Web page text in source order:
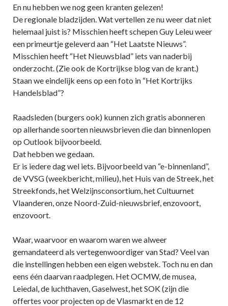
En nu hebben we nog geen kranten gelezen!
De regionale bladzijden. Wat vertellen ze nu weer dat niet
helemaal juist is? Misschien heeft schepen Guy Leleu weer
een primeurtje geleverd aan “Het Laatste Nieuws”.
Misschien heeft “Het Nieuwsblad” iets van naderbij
onderzocht. (Zie ook de Kortrijkse blog van de krant.)
Staan we eindelijk eens op een foto in “Het Kortrijks
Handelsblad”?
Raadsleden (burgers ook) kunnen zich gratis abonneren
op allerhande soorten nieuwsbrieven die dan binnenlopen
op Outlook bijvoorbeeld.
Dat hebben we gedaan.
Er is iedere dag wel iets. Bijvoorbeeld van “e-binnenland”,
de VVSG (weekbericht, milieu), het Huis van de Streek, het
Streekfonds, het Welzijnsconsortium, het Cultuurnet
Vlaanderen, onze Noord-Zuid-nieuwsbrief, enzovoort,
enzovoort.
Waar, waarvoor en waarom waren we alweer
gemandateerd als vertegenwoordiger van Stad? Veel van
die instellingen hebben een eigen webstek. Toch nu en dan
eens één daarvan raadplegen. Het OCMW, de musea,
Leiedal, de luchthaven, Gaselwest, het SOK (zijn die
offertes voor projecten op de Vlasmarkt en de 12